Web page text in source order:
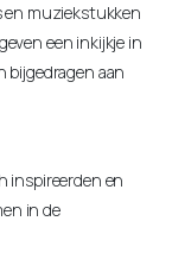
en muziekstukken
een inkijkje in
bijgedragen aan
inspireerden en
in de